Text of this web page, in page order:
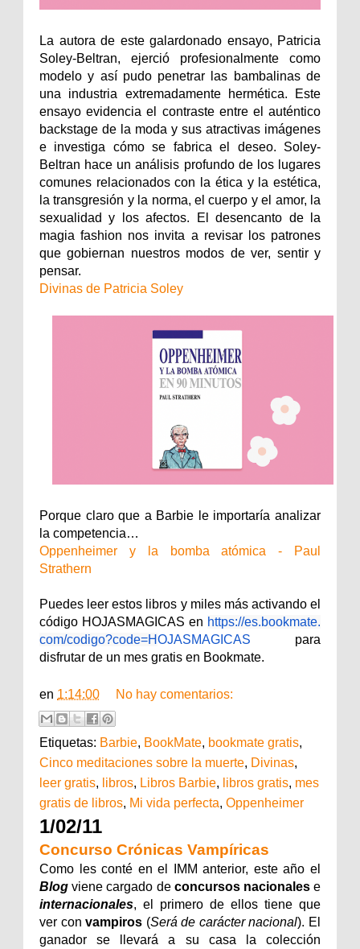
La autora de este galardonado ensayo, Patricia
Soley-Beltran, ejerció profesionalmente como
modelo y así pudo penetrar las bambalinas de
una industria extremadamente hermética. Este
ensayo evidencia el contraste entre el auténtico
backstage de la moda y sus atractivas imágenes
e investiga cómo se fabrica el deseo. Soley-
Beltran hace un análisis profundo de los lugares
comunes relacionados con la ética y la estética,
la transgresión y la norma, el cuerpo y el amor, la
sexualidad y los afectos. El desencanto de la
magia fashion nos invita a revisar los patrones
que gobiernan nuestros modos de ver, sentir y
pensar.
Divinas de Patricia Soley
Porque claro que a Barbie le importaría analizar
la competencia…
Oppenheimer y la bomba atómica - Paul
Strathern
Puedes leer estos libros y miles más activando el
código HOJASMAGICAS en https://es.bookmate.
com/codigo?code=HOJASMAGICAS para
disfrutar de un mes gratis en Bookmate.
en 1:14:00 No hay comentarios:
Etiquetas: Barbie, BookMate, bookmate gratis,
Cinco meditaciones sobre la muerte, Divinas,
leer gratis, libros, Libros Barbie, libros gratis, mes
gratis de libros, Mi vida perfecta, Oppenheimer
1/02/11
Concurso Crónicas Vampíricas
Como les conté en el IMM anterior, este año el
Blogviene cargado de concursos nacionalese
internacionales, el primero de ellos tiene que
ver convampiros (Será de carácter nacional). El
ganador se llevará a su casa la colección